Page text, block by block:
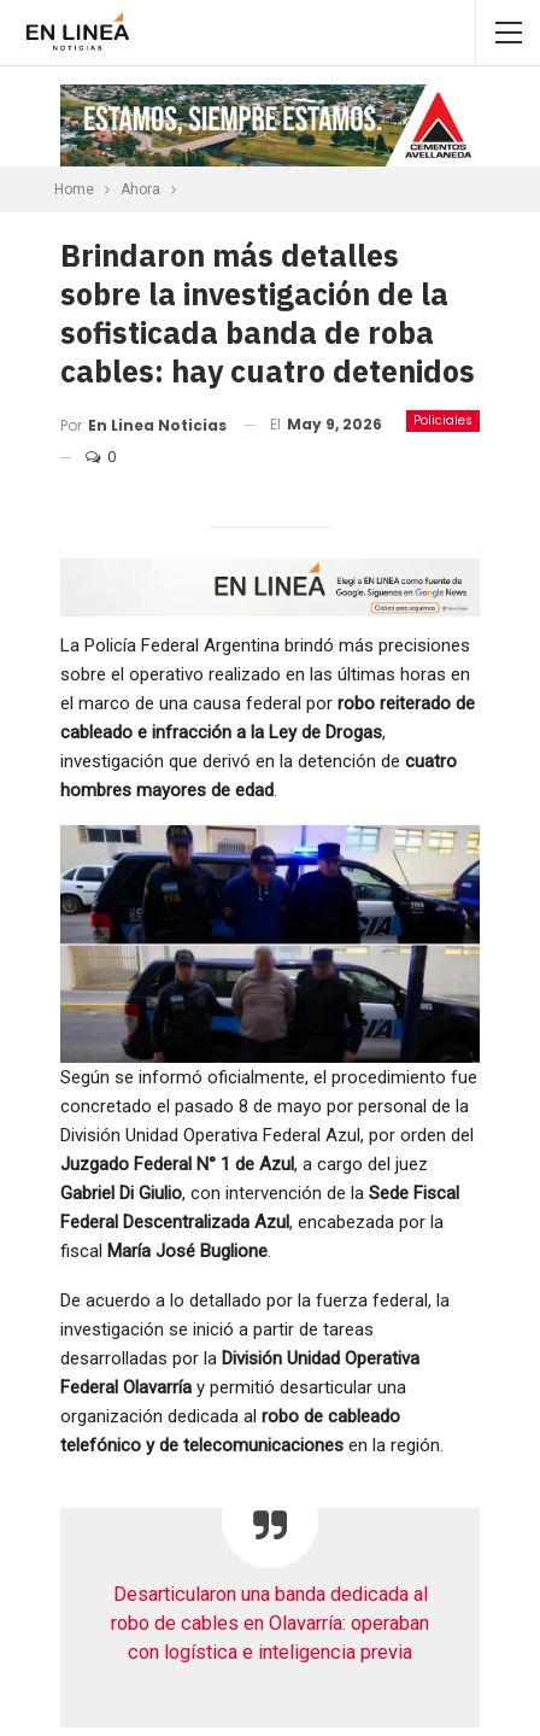
Home Ahora
Brindaron más detalles
sobre la investigación de la
sofisticada banda de roba
cables: hay cuatro detenidos
Policiales
Por En Linea Noticias El May 9, 2026
0
La Policía Federal Argentina brindó más precisiones
sobre el operativo realizado en las últimas horas en
el marco de una causa federal por robo reiterado de
cableado e infracción a la Ley de Drogas,
investigación que derivó en la detención de cuatro
hombres mayores de edad.
Según se informó oficialmente, el procedimiento fue
concretado el pasado 8 de mayo por personal de la
División Unidad Operativa Federal Azul, por orden del
Juzgado Federal N° 1 de Azul, a cargo del juez
Gabriel Di Giulio, con intervención de la Sede Fiscal
Federal Descentralizada Azul, encabezada por la
fiscal María José Buglione.
De acuerdo a lo detallado por la fuerza federal, la
investigación se inició a partir de tareas
desarrolladas por la División Unidad Operativa
Federal Olavarría y permitió desarticular una
organización dedicada al robo de cableado
telefónico y de telecomunicaciones en la región.
Desarticularon una banda dedicada al
robo de cables en Olavarría: operaban
con logística e inteligencia previa